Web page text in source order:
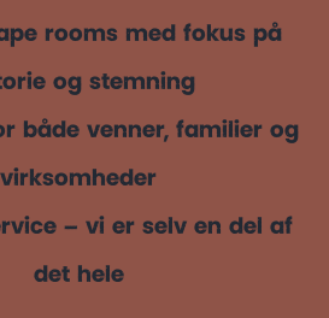
rooms med fokus på
og stemning
både venner, familier og
virksomheder
– vi er selv en del af
det hele